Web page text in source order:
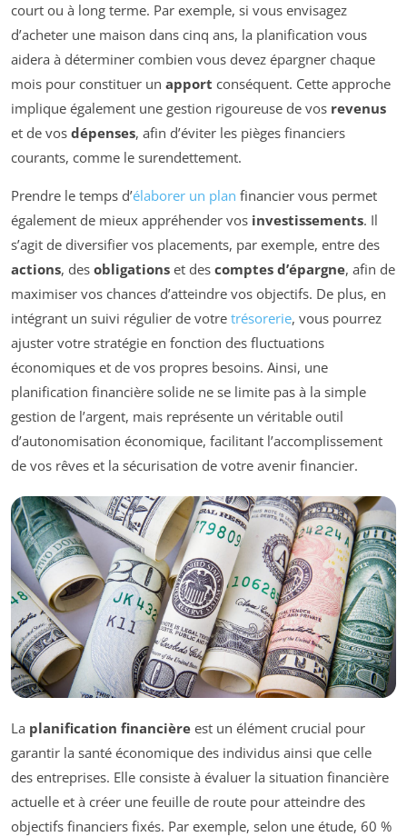
court ou à long terme. Par exemple, si vous envisagez
d’acheter une maison dans cinq ans, la planification vous
aidera à déterminer combien vous devez épargner chaque
mois pour constituer un apport conséquent. Cette approche
implique également une gestion rigoureuse de vos revenus
et de vos dépenses, afin d’éviter les pièges financiers
courants, comme le surendettement.
Prendre le temps d’élaborer un plan financier vous permet
également de mieux appréhender vos investissements. Il
s’agit de diversifier vos placements, par exemple, entre des
actions, des obligations et des comptes d’épargne, afin de
maximiser vos chances d’atteindre vos objectifs. De plus, en
intégrant un suivi régulier de votre trésorerie, vous pourrez
ajuster votre stratégie en fonction des fluctuations
économiques et de vos propres besoins. Ainsi, une
planification financière solide ne se limite pas à la simple
gestion de l’argent, mais représente un véritable outil
d’autonomisation économique, facilitant l’accomplissement
de vos rêves et la sécurisation de votre avenir financier.
La planification financière est un élément crucial pour
garantir la santé économique des individus ainsi que celle
des entreprises. Elle consiste à évaluer la situation financière
actuelle et à créer une feuille de route pour atteindre des
objectifs financiers fixés. Par exemple, selon une étude, 60 %